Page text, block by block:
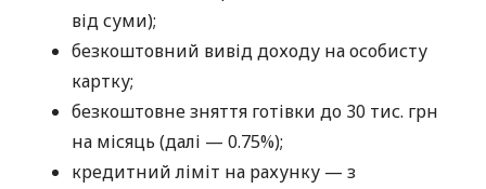
від суми);
безкоштовний вивід доходу на особисту
картку;
безкоштовне зняття готівки до 30 тис. грн
на місяць (далі — 0.75%);
кредитний ліміт на рахунку — з